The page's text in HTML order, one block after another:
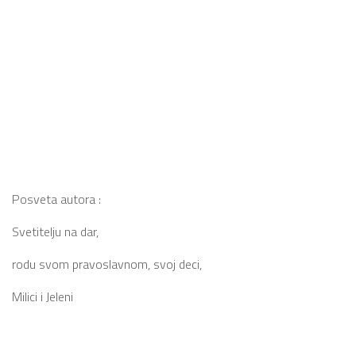
Posveta autora :
Svetitelju na dar,
rodu svom pravoslavnom, svoj deci,
Milici i Jeleni